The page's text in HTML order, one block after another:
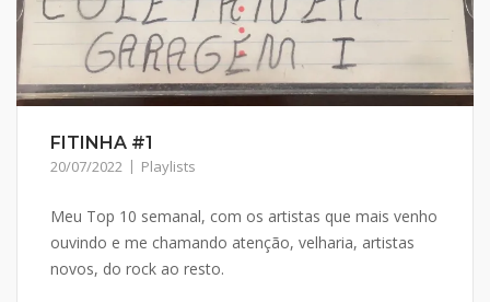
FITINHA #1
20/07/2022 Playlists
Meu Top 10 semanal, com os artistas que mais venho
ouvindo e me chamando atenção, velharia, artistas
novos, do rock ao resto.